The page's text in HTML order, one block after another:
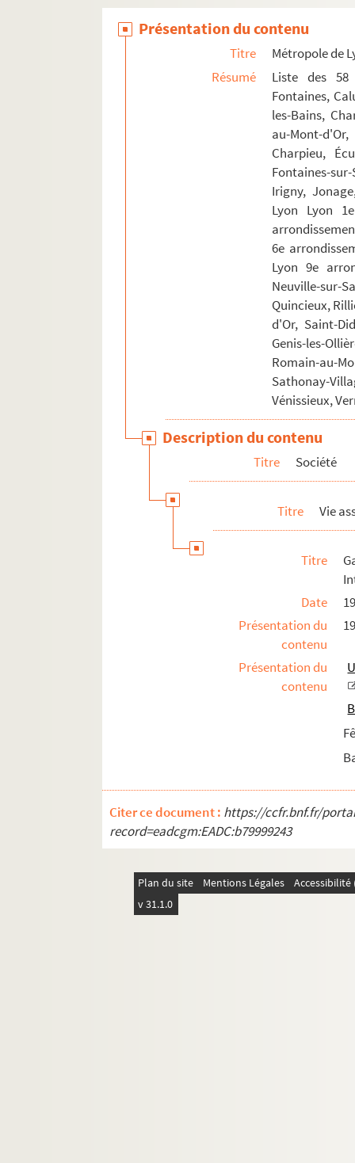
Présentation du contenu
Titre
Métropole de
Résumé
Liste des 58
Fontaines,
les-Bains,
au-Mont-
Charpieu,
Fontaines-
Irigny,
Lyon Lyon
6e
Lyon 9e
Neuville-sur-
Quincieux,
d'Or, Saint-
Genis-les-
Romain-au-
Sathonay-
Vénissieux,
Description du contenu
Titre Société
Titre Vie
Titre
Date
Présentation du
contenu
Présentation du
contenu
Citer ce document : https://ccfr.bnf.fr/
record=eadcgm:EADC:b79999243
Plan du site Mentions Légales
v 31.1.0